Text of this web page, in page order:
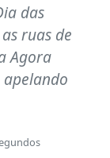
das
ruas de
Agora
apelando